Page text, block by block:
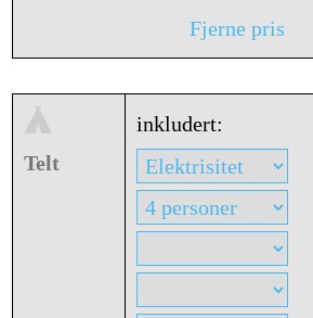
Fjerne pris
Telt
inkludert: